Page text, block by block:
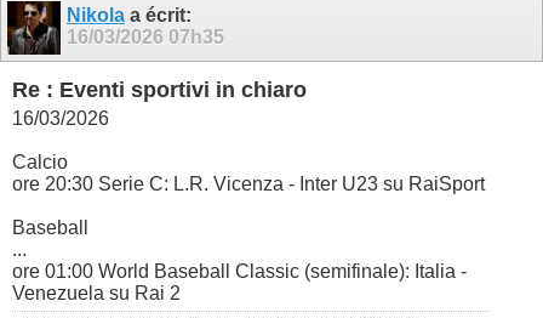
Nikola a écrit:
16/03/2026 07h35
Re : Eventi sportivi in chiaro
16/03/2026
Calcio
ore 20:30 Serie C: L.R. Vicenza - Inter U23 su RaiSport
Baseball
...
ore 01:00 World Baseball Classic (semifinale): Italia -
Venezuela su Rai 2